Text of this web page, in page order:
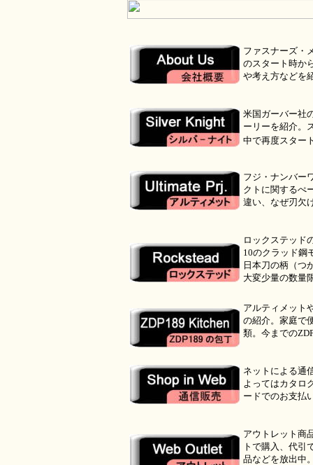
ファスナーズ・
のスタート時か
や考え方などを
米国ガーバー社
ーリーを紹介。
中で再度スター
フジ・ナンバー
クトに関するぺ
違い、なぜ刃欠
ロックステッド
10のクラッド鋼
日本刀の柄（つ
大変少量の数量
アルティメット
の紹介。家庭で
類。今までの
ネットによる通
よってはカタロ
ードでのお支払
アウトレット商
トで購入、代引
品などを放出中